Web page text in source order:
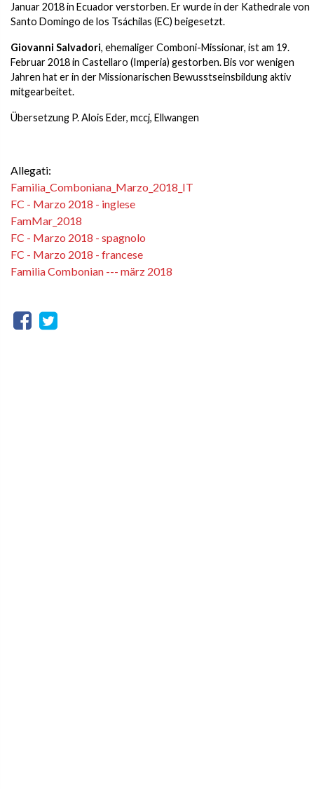
Januar 2018 in Ecuador verstorben. Er wurde in der Kathedrale von
Santo Domingo de los Tsáchilas (EC) beigesetzt.
Giovanni Salvadori, ehemaliger Comboni-Missionar, ist am 19.
Februar 2018 in Castellaro (Imperia) gestorben. Bis vor wenigen
Jahren hat er in der Missionarischen Bewusstseinsbildung aktiv
mitgearbeitet.
Übersetzung P. Alois Eder, mccj, Ellwangen
Allegati:
Familia_Comboniana_Marzo_2018_IT
FC - Marzo 2018 - inglese
FamMar_2018
FC - Marzo 2018 - spagnolo
FC - Marzo 2018 - francese
Familia Combonian --- märz 2018